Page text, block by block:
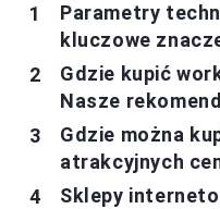
Parametry
kluczowe
Gdzie kupić
Nasze
Gdzie można
atrakcyjnych
Sklepy